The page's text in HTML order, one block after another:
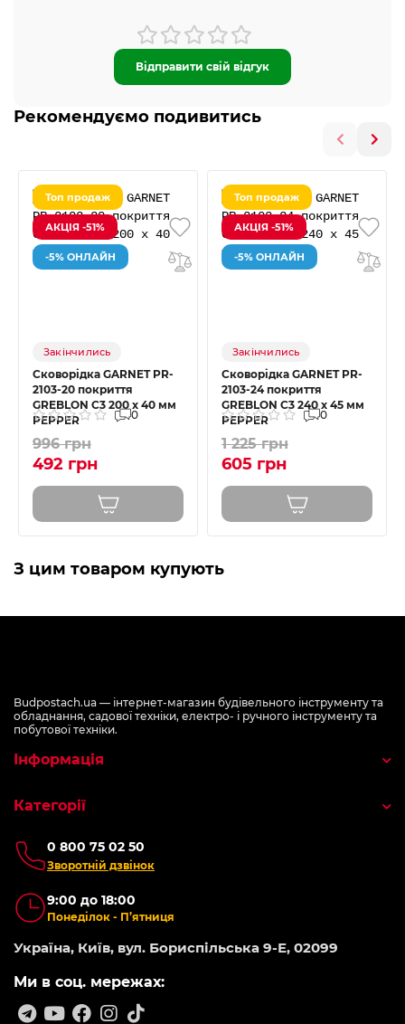
Відправити свій відгук
Рекомендуємо подивитись
Топ продаж
АКЦІЯ -51%
-5% ОНЛАЙН
Закінчились
Сковорідка GARNET PR-
2103-20 покриття
GREBLON C3 200 x 40 мм
PEPPER
0
996 грн
492 грн
Топ продаж
АКЦІЯ -51%
-5% ОНЛАЙН
Закінчились
Сковорідка GARNET PR-
2103-24 покриття
GREBLON C3 240 x 45 мм
PEPPER
0
1 225 грн
605 грн
З цим товаром купують
Budpostach.ua — інтернет-магазин будівельного інструменту та
обладнання, садової техніки, електро- і ручного інструменту та
побутової техніки.
0 800 75 02 50
Зворотній дзвінок
9:00 до 18:00
Понеділок - П’ятниця
Україна, Київ, вул. Бориспільська 9-Е, 02099
Ми в соц. мережах:
Інформація
Категорії